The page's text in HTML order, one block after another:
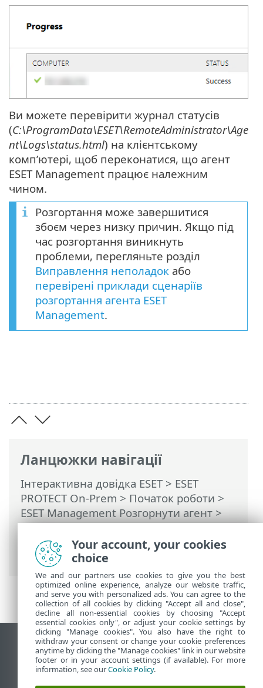
Ланцюжки навігації
Інтерактивна довідка ESET> ESET
PROTECT On-Prem > Початок роботи >
ESET Management Pозгорнути агент>
Віддалене розгортання>ESET Remote
Deployment Tool> Імпорт списку
комп’ютерів
Ви можете перевірити журнал статусів
(C:\ProgramData\ESET\RemoteAdministrator\Age
nt\Logs\status.html) на клієнтському
комп’ютері, щоб переконатися, що агент
ESET Management працює належним
чином.
Розгортання може завершитися
збоєм через низку причин. Якщо під
час розгортання виникнуть
проблеми, перегляньте розділ
Виправлення неполадок або
перевірені приклади сценаріїв
розгортання агента ESET
Management.
Переглянути повну версію
End of Life
База знань ESET
Your account, your cookies
choice
We and our partners use cookies to give you the best
optimized online experience, analyze our website traffic,
and serve you with personalized ads. You can agree to the
collection of all cookies by clicking "Accept all and close",
decline all non-essential cookies by choosing "Accept
essential cookies only", or adjust your cookie settings by
clicking "Manage cookies". You also have the right to
withdraw your consent or change your cookie preferences
anytime by clicking the "Manage cookies" link in our website
footer or in your account settings (if available). For more
information, see ourCookie Policy.